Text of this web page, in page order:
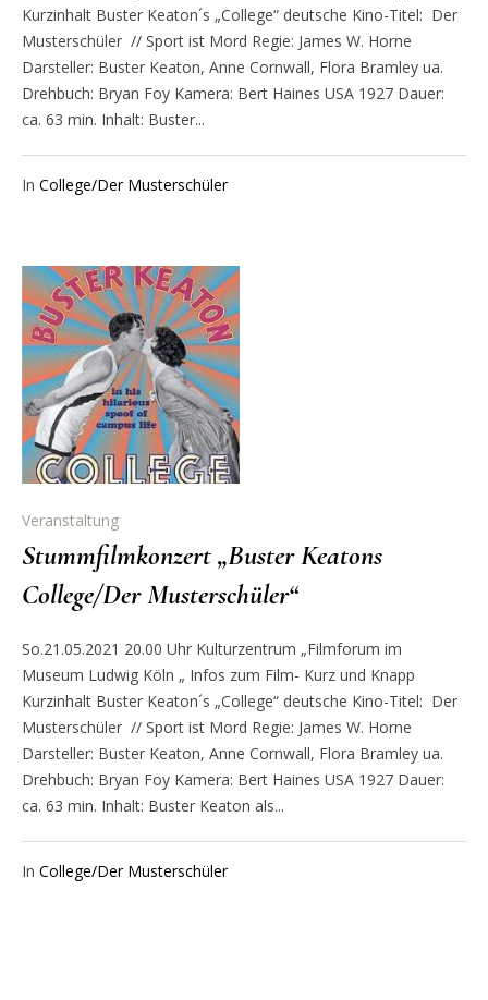
Kurzinhalt Buster Keaton´s „College“ deutsche Kino-Titel: Der
Musterschüler // Sport ist Mord Regie: James W. Horne
Darsteller: Buster Keaton, Anne Cornwall, Flora Bramley ua.
Drehbuch: Bryan Foy Kamera: Bert Haines USA 1927 Dauer:
ca. 63 min. Inhalt: Buster...
In College/Der Musterschüler
Veranstaltung
Stummfilmkonzert „Buster Keatons
College/Der Musterschüler“
So.21.05.2021 20.00 Uhr Kulturzentrum „Filmforum im
Museum Ludwig Köln „ Infos zum Film- Kurz und Knapp
Kurzinhalt Buster Keaton´s „College“ deutsche Kino-Titel: Der
Musterschüler // Sport ist Mord Regie: James W. Horne
Darsteller: Buster Keaton, Anne Cornwall, Flora Bramley ua.
Drehbuch: Bryan Foy Kamera: Bert Haines USA 1927 Dauer:
ca. 63 min. Inhalt: Buster Keaton als...
In College/Der Musterschüler